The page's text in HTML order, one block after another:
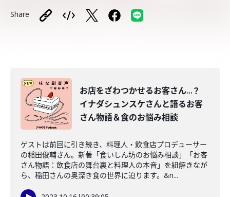
Share
お店をざわつかせるお客さん…？
イナダシュンスケさんと語るお客
さん物語＆食のお悩み相談
ゲストは前回に引き続き、料理人・飲食店プロデューサー
の稲田俊輔さん。新著「食いしん坊のお悩み相談」「お客
さん物語：飲食店の舞台裏と料理人の本音」を紐解きなが
ら、稲田さんの奥深き食の世界に迫ります。&n...